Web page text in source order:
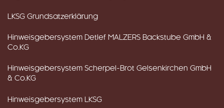
LKSG Grundsatzerklärung
Hinweisgebersystem Detlef MALZERS Backstube GmbH &
Co.KG
Hinweisgebersystem Scherpel-Brot Gelsenkirchen GmbH
& Co.KG
Hinweisgebersystem LKSG